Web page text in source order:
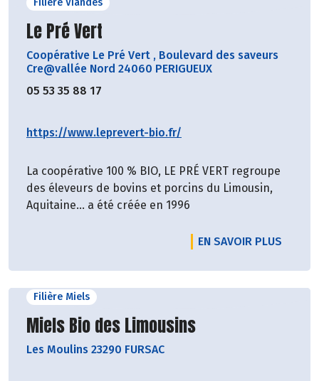
Découvrir le producteur
Le Pré Vert
Coopérative Le Pré Vert , Boulevard des saveurs
Cre@vallée Nord 24060 PERIGUEUX
05 53 35 88 17
https://www.leprevert-bio.fr/
La coopérative 100 % BIO, LE PRÉ VERT regroupe
des éleveurs de bovins et porcins du Limousin,
Aquitaine… a été créée en 1996
EN SAVOIR PLUS
Filière Miels
Découvrir le producteur
Miels Bio des Limousins
Les Moulins 23290 FURSAC